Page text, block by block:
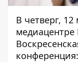
В четверг, 12
медиацентре
конференция: